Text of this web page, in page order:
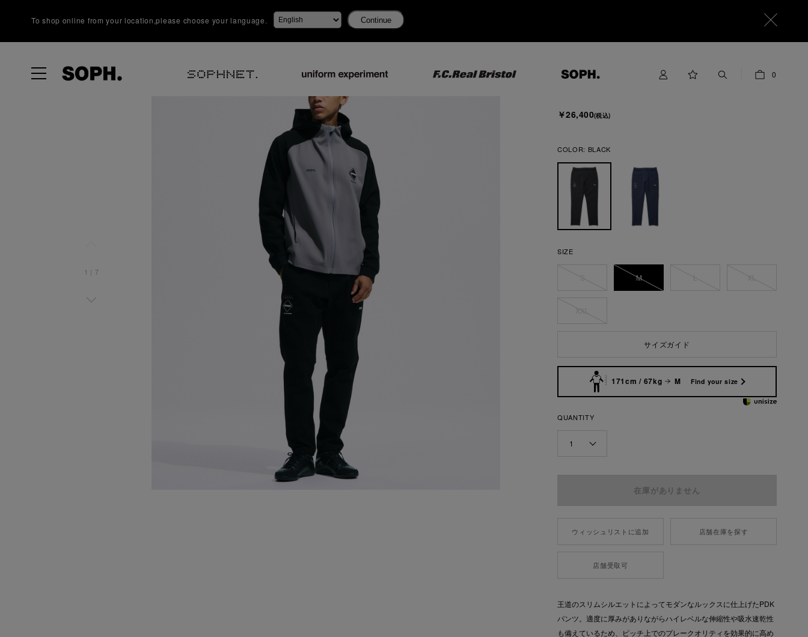
To shop online from your location,please choose your language. Continue
0
1 | 7
F.C.Real Bristol
￥26,400(税込)
COLOR: BLACK
SIZE
M
サイズガイド
171cm / 67kg M Find your size
QUANTITY
1
ウィッシュリストに追加 店舗在庫を探す
店舗受取可
王道のスリムシルエットによってモダンなルックスに仕上げたPDK
パンツ。適度に厚みがありながらハイレベルな伸縮性や吸水速乾性
も備えているため、ピッチ上でのプレークオリティを効果的に高め